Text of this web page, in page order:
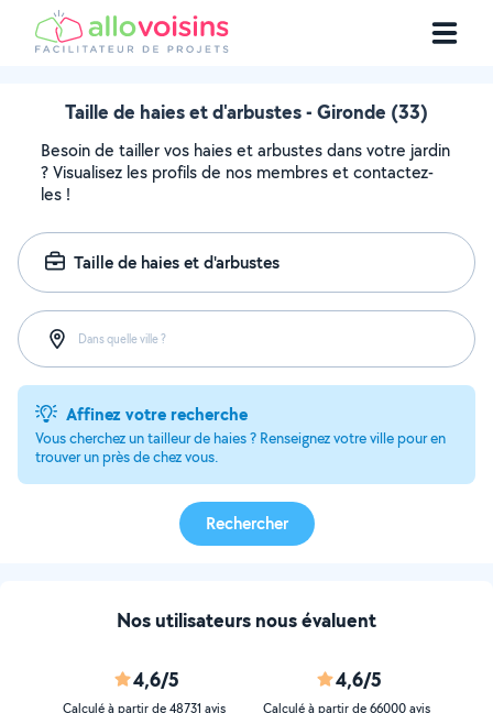
Taille de haies et d'arbustes - Gironde (33)
Besoin de tailler vos haies et arbustes dans votre jardin
? Visualisez les profils de nos membres et contactez-
les !
Taille de haies et d'arbustes
Dans quelle ville ?
Affinez votre recherche
Vous cherchez un tailleur de haies ? Renseignez votre ville pour en
trouver un près de chez vous.
Rechercher
Nos utilisateurs nous évaluent
4,6/5
Calculé à partir de 48731 avis
4,6/5
Calculé à partir de 66000 avis